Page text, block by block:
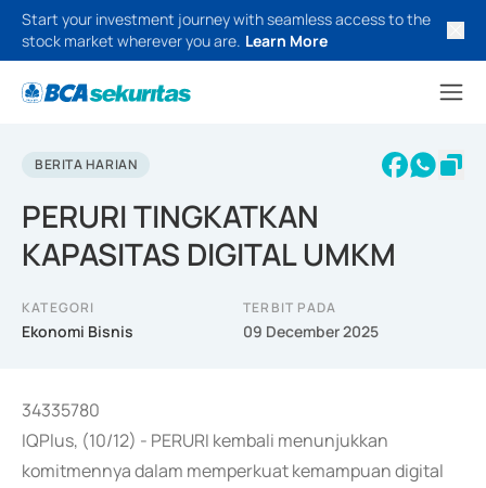
Start your investment journey with seamless access to the
stock market wherever you are. Learn More
BERITA HARIAN
PERURI TINGKATKAN
KAPASITAS DIGITAL UMKM
KATEGORI
Ekonomi Bisnis
TERBIT PADA
09 December 2025
34335780
IQPlus, (10/12) - PERURI kembali menunjukkan
komitmennya dalam memperkuat kemampuan digital